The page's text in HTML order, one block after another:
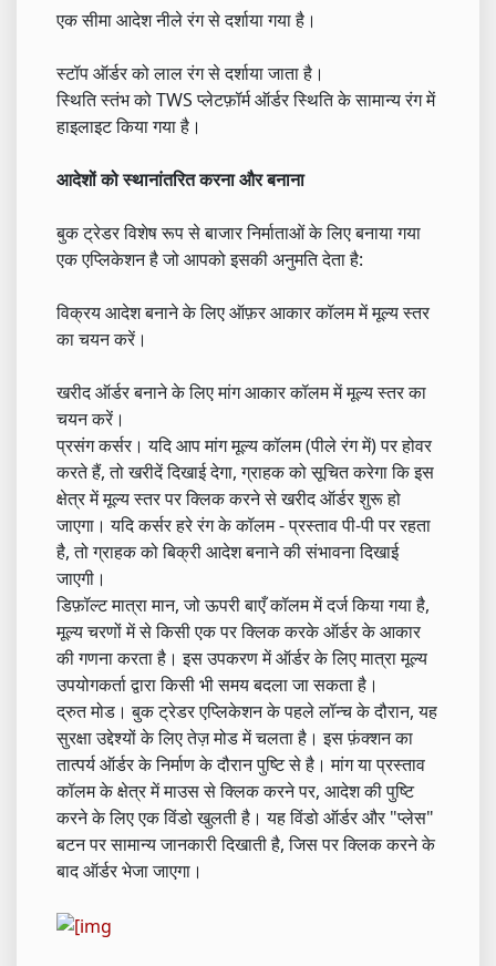
एक सीमा आदेश नीले रंग से दर्शाया गया है।
स्टॉप ऑर्डर को लाल रंग से दर्शाया जाता है।
स्थिति स्तंभ को TWS प्लेटफ़ॉर्म ऑर्डर स्थिति के सामान्य रंग में
हाइलाइट किया गया है।
आदेशों को स्थानांतरित करना और बनाना
बुक ट्रेडर विशेष रूप से बाजार निर्माताओं के लिए बनाया गया
एक एप्लिकेशन है जो आपको इसकी अनुमति देता है:
विक्रय आदेश बनाने के लिए ऑफ़र आकार कॉलम में मूल्य स्तर
का चयन करें।
खरीद ऑर्डर बनाने के लिए मांग आकार कॉलम में मूल्य स्तर का
चयन करें।
प्रसंग कर्सर। यदि आप मांग मूल्य कॉलम (पीले रंग में) पर होवर
करते हैं, तो खरीदें दिखाई देगा, ग्राहक को सूचित करेगा कि इस
क्षेत्र में मूल्य स्तर पर क्लिक करने से खरीद ऑर्डर शुरू हो
जाएगा। यदि कर्सर हरे रंग के कॉलम - प्रस्ताव पी-पी पर रहता
है, तो ग्राहक को बिक्री आदेश बनाने की संभावना दिखाई
जाएगी।
डिफ़ॉल्ट मात्रा मान, जो ऊपरी बाएँ कॉलम में दर्ज किया गया है,
मूल्य चरणों में से किसी एक पर क्लिक करके ऑर्डर के आकार
की गणना करता है। इस उपकरण में ऑर्डर के लिए मात्रा मूल्य
उपयोगकर्ता द्वारा किसी भी समय बदला जा सकता है।
द्रुत मोड। बुक ट्रेडर एप्लिकेशन के पहले लॉन्च के दौरान, यह
सुरक्षा उद्देश्यों के लिए तेज़ मोड में चलता है। इस फ़ंक्शन का
तात्पर्य ऑर्डर के निर्माण के दौरान पुष्टि से है। मांग या प्रस्ताव
कॉलम के क्षेत्र में माउस से क्लिक करने पर, आदेश की पुष्टि
करने के लिए एक विंडो खुलती है। यह विंडो ऑर्डर और "प्लेस"
बटन पर सामान्य जानकारी दिखाती है, जिस पर क्लिक करने के
बाद ऑर्डर भेजा जाएगा।